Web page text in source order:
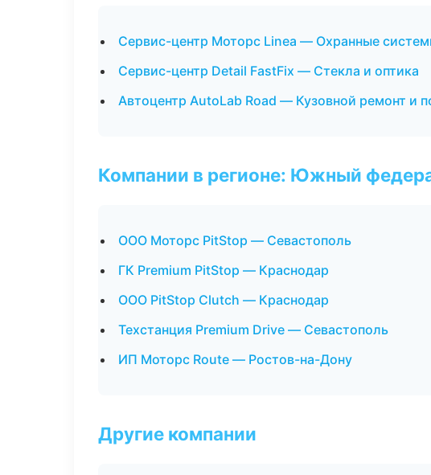
Сервис-центр Моторс Linea — Охранные
Сервис-центр Detail FastFix — Стекла и оптика
Автоцентр AutoLab Road — Кузовной ремонт и
Компании в регионе: Южный
ООО Моторс PitStop — Севастополь
ГК Premium PitStop — Краснодар
ООО PitStop Clutch — Краснодар
Техстанция Premium Drive — Севастополь
ИП Моторс Route — Ростов-на-Дону
Другие компании